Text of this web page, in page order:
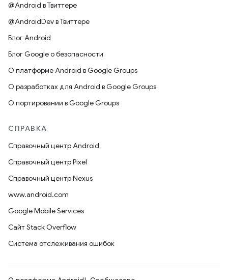
@Android в Твиттере
@AndroidDev в Твиттере
Блог Android
Блог Google о безопасности
О платформе Android в Google Groups
О разработках для Android в Google Groups
О портировании в Google Groups
СПРАВКА
Справочный центр Android
Справочный центр Pixel
Справочный центр Nexus
www.android.com
Google Mobile Services
Сайт Stack Overflow
Система отслеживания ошибок